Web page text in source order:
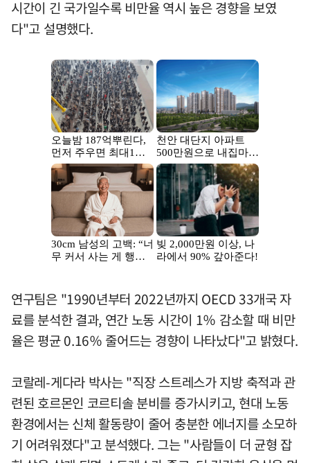
시간이 긴 국가일수록 비만율 역시 높은 경향을 보였
다"고 설명했다.
연구팀은 "1990년부터 2022년까지 OECD 33개국 자
료를 분석한 결과, 연간 노동 시간이 1％ 감소할 때 비만
율은 평균 0.16％ 줄어드는 경향이 나타났다"고 밝혔다.
코랄레-게다라 박사는 "직장 스트레스가 지방 축적과 관
련된 호르몬인 코르티솔 분비를 증가시키고, 현대 노동
환경에서는 신체 활동량이 줄어 충분한 에너지를 소모하
기 어려워졌다"고 분석했다. 그는 "사람들이 더 균형 잡